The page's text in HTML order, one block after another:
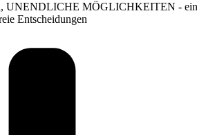
UNENDLICHE MÖGLICHKEITEN - ein
Entscheidungen